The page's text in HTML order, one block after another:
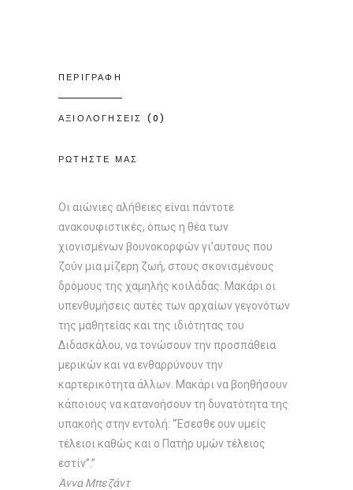
ΠΕΡΙΓΡΑΦΗ
ΑΞΙΟΛΟΓΗΣΕΙΣ (0)
ΡΩΤΗΣΤΕ ΜΑΣ
Οι αιώνιες αλήθειες είναι πάντοτε
ανακουφιστικές, όπως η θέα των
χιονισμένων βουνοκορφών γι’αυτους που
ζούν μια μίζερη ζωή, στους σκονισμένους
δρόμους της χαμηλής κοιλάδας. Μακάρι οι
υπενθυμήσεις αυτές των αρχαίων γεγονότων
της μαθητείας και της ιδιότητας του
Διδασκάλου, να τονώσουν την προσπάθεια
μερικών και να ενθαρρύνουν την
καρτερικότητα άλλων. Μακάρι να βοηθήσουν
κάποιους να κατανοήσουν τη δυνατότητα της
υπακοής στην εντολή: “Έσεσθε ουν υμείς
τέλειοι καθώς και ο Πατήρ υμών τέλειος
εστίν”.”
Άννα Μπεζάντ